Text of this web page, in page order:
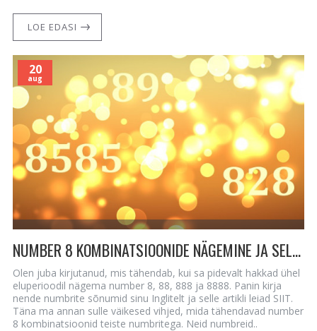
LOE EDASI
20
aug
NUMBER 8 KOMBINATSIOONIDE NÄGEMINE JA SELLE SÕNUM SINU INGLITELT
Olen juba kirjutanud, mis tähendab, kui sa pidevalt hakkad ühel
eluperioodil nägema number 8, 88, 888 ja 8888. Panin kirja
nende numbrite sõnumid sinu Inglitelt ja selle artikli leiad SIIT.
Täna ma annan sulle väikesed vihjed, mida tähendavad number
8 kombinatsioonid teiste numbritega. Neid numbreid..